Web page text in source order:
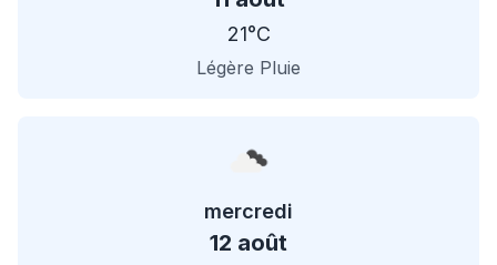
21°C
Légère Pluie
mercredi
12 août